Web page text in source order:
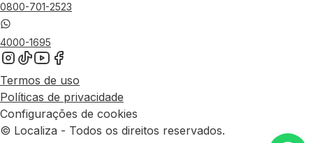
0800-701-2523
4000-1695
Termos de uso
Políticas de privacidade
Configurações de cookies
© Localiza - Todos os direitos reservados.